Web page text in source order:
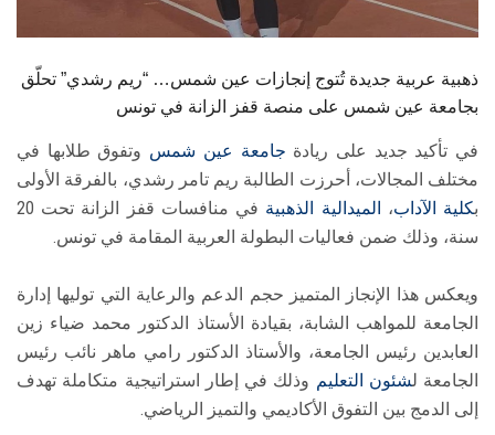
ذهبية عربية جديدة تُتوج إنجازات عين شمس… “ريم رشدي” تحلّق
بجامعة عين شمس على منصة قفز الزانة في تونس
في تأكيد جديد على ريادة جامعة عين شمس وتفوق طلابها في
مختلف المجالات، أحرزت الطالبة ريم تامر رشدي، بالفرقة الأولى
بكلية الآداب، الميدالية الذهبية
في منافسات قفز الزانة تحت 20
سنة، وذلك ضمن فعاليات البطولة العربية المقامة في تونس.
ويعكس هذا الإنجاز المتميز حجم الدعم والرعاية التي توليها إدارة
الجامعة للمواهب الشابة، بقيادة الأستاذ الدكتور محمد ضياء زين
العابدين رئيس الجامعة، والأستاذ الدكتور رامي ماهر نائب رئيس
الجامعة لشئون التعليم وذلك في إطار استراتيجية متكاملة تهدف
إلى الدمج بين التفوق الأكاديمي والتميز الرياضي.